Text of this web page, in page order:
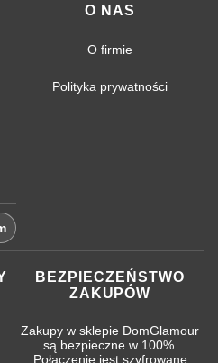
O NAS
O firmie
Polityka prywatności
BEZPIECZEŃSTWO
ZAKUPÓW
Zakupy w sklepie DomGlamour
są bezpieczne w 100%.
Połączenie jest szyfrowane